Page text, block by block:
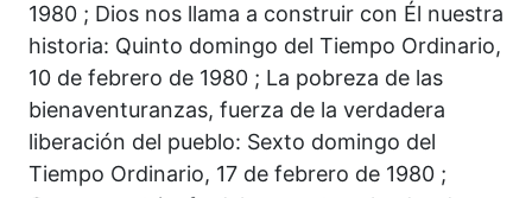
1980 ; Dios nos llama a construir con Él nuestra
historia: Quinto domingo del Tiempo Ordinario,
10 de febrero de 1980 ; La pobreza de las
bienaventuranzas, fuerza de la verdadera
liberación del pueblo: Sexto domingo del
Tiempo Ordinario, 17 de febrero de 1980 ;